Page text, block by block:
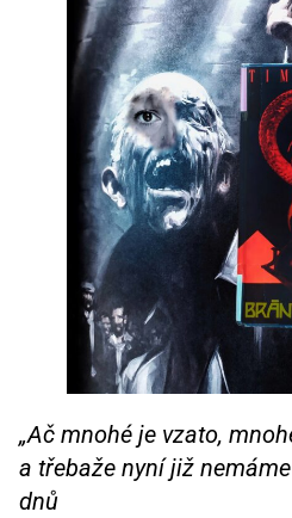
„Ač mnohé je vzato,
a třebaže nyní již
dnů